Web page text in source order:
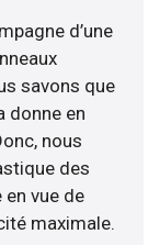
d’une
savons que
donne en
nous
des
vue de
maximale.